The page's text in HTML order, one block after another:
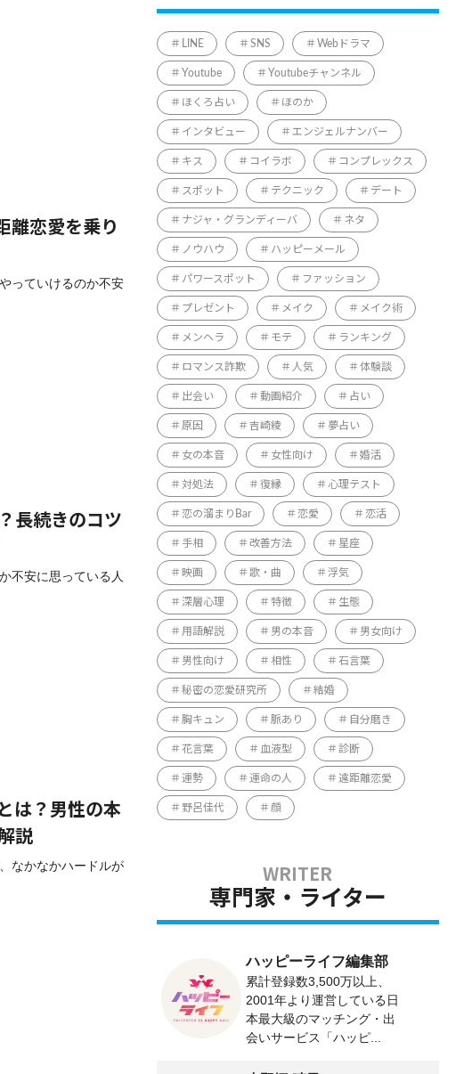
離恋愛を乗り
っていけるのか不安
長続きのコツ
不安に思っている人
は？男性の本
説
なかなかハードルが
LINE SNS Webドラマ
Youtube Youtubeチャンネル
ほくろ占い ほのか
インタビュー エンジェルナンバー
キス コイラボ コンプレックス
スポット テクニック デート
ナジャ・グランディーバ ネタ
ノウハウ ハッピーメール
パワースポット ファッション
プレゼント メイク メイク術
メンヘラ モテ ランキング
ロマンス詐欺 人気 体験談
出会い 動画紹介 占い
原因 吉崎綾 夢占い
女の本音 女性向け 婚活
対処法 復縁 心理テスト
恋の溜まりBar 恋愛 恋活
手相 改善方法 星座
映画 歌・曲 浮気
深層心理 特徴 生態
用語解説 男の本音 男女向け
男性向け 相性 石言葉
秘密の恋愛研究所 結婚
胸キュン 脈あり 自分磨き
花言葉 血液型 診断
運勢 運命の人 遠距離恋愛
野呂佳代 顔
専門家・ライター
ハッピーライフ編集部
累計登録数3,500万以上、
2001年より運営している日
本最大級のマッチング・出
会いサービス「ハッピ...